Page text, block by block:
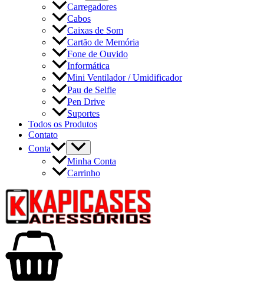
Carregadores
Cabos
Caixas de Som
Cartão de Memória
Fone de Ouvido
Informática
Mini Ventilador / Umidificador
Pau de Selfie
Pen Drive
Suportes
Todos os Produtos
Contato
Conta
Minha Conta
Carrinho